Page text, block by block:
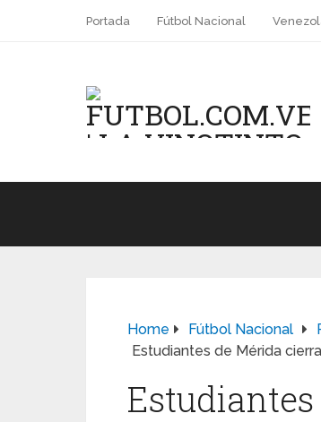
Portada Fútbol Nacional
Home Fútbol Nacional
Estudiantes de Mérida